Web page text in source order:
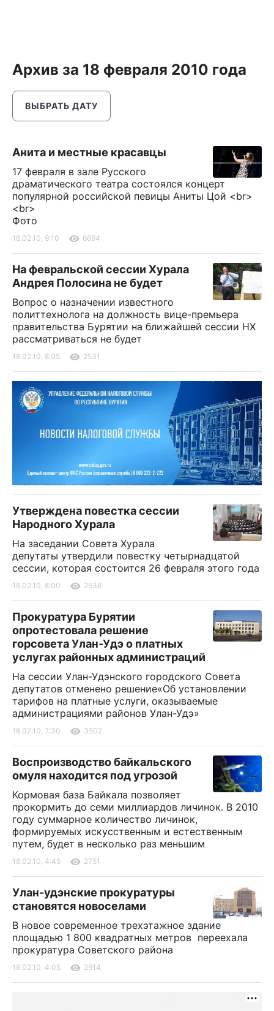
Архив за 18 февраля 2010 года
ВЫБРАТЬ ДАТУ
Анита и местные красавцы
17 февраля в зале Русского
драматического театра состоялся концерт
популярной российской певицы Аниты Цой <br>
<br>
Фото
18.02.10, 9:10 6694
На февральской сессии Хурала
Андрея Полосина не будет
Вопрос о назначении известного
политтехнолога на должность вице-премьера
правительства Бурятии на ближайшей сессии НХ
рассматриваться не будет
18.02.10, 8:05 2531
Утверждена повестка сессии
Народного Хурала
На заседании Совета Хурала
депутаты утвердили повестку четырнадцатой
сессии, которая состоится 26 февраля этого года
18.02.10, 8:00 2536
Прокуратура Бурятии
опротестовала решение
горсовета Улан-Удэ о платных
услугах районных администраций
На сессии Улан-Удэнского городского Совета
депутатов отменено решение«Об установлении
тарифов на платные услуги, оказываемые
администрациями районов Улан-Удэ»
18.02.10, 7:30 3502
Воспроизводство байкальского
омуля находится под угрозой
Кормовая база Байкала позволяет
прокормить до семи миллиардов личинок. В 2010
году суммарное количество личинок,
формируемых искусственным и естественным
путем, будет в несколько раз меньшим
18.02.10, 4:45 2751
Улан-удэнские прокуратуры
становятся новоселами
В новое современное трехэтажное здание
площадью 1 800 квадратных метров переехала
прокуратура Советского района
18.02.10, 4:05 2914